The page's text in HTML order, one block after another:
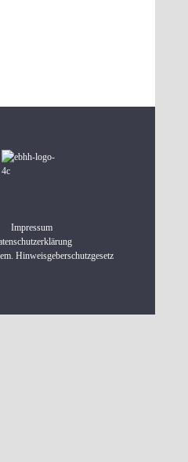
Impressum
Hinweisgeberschutzgesetz